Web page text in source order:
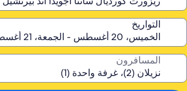
التواريخ
المسافرون